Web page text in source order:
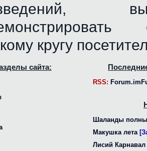
кругу
сайта:
RSS:
Шаланды
Макушка лета
Лисий Карнавал